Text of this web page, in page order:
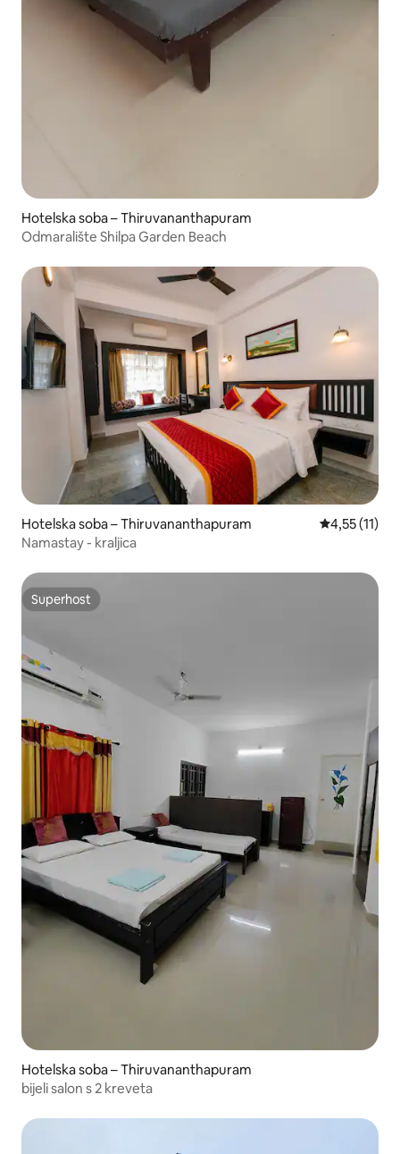
Hotelska soba – Thiruvananthapuram
Odmaralište Shilpa Garden Beach
Hotelska soba – Thiruvananthapuram Prosječna
4,55 (11)
Namastay - kraljica
Superhost
Superhost
Hotelska soba – Thiruvananthapuram
bijeli salon s 2 kreveta